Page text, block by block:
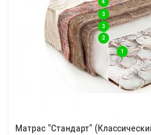
Матрас "Стандарт"